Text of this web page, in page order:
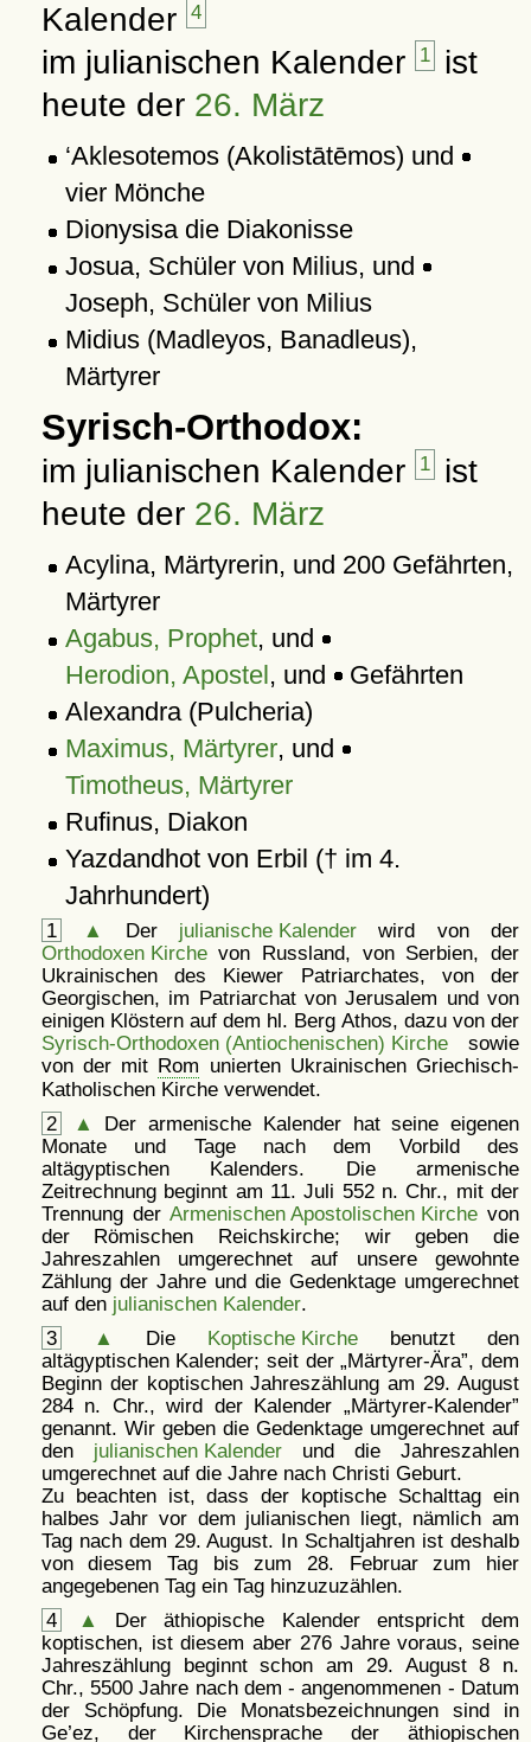
Kalender
4
im julianischen Kalender 1 ist
heute der 26. März
‘Aklesotemos (Akolistātēmos) und
vier Mönche
Dionysisa die Diakonisse
Josua, Schüler von Milius, und
Joseph, Schüler von Milius
Midius (Madleyos, Banadleus),
Märtyrer
Syrisch-Orthodox:
im julianischen Kalender 1 ist
heute der 26. März
Acylina, Märtyrerin, und 200 Gefährten,
Märtyrer
Agabus, Prophet, und
Herodion, Apostel, und Gefährten
Alexandra (Pulcheria)
Maximus, Märtyrer, und
Timotheus, Märtyrer
Rufinus, Diakon
Yazdandhot von Erbil († im 4.
Jahrhundert)
1 ▲ Der julianische Kalenderwird von der
Orthodoxen Kirchevon Russland, von Serbien, der
Ukrainischen des Kiewer Patriarchates, von der
Georgischen, im Patriarchat von Jerusalem und von
einigen Klöstern auf dem hl. Berg Athos, dazu von der
Syrisch-Orthodoxen (Antiochenischen) Kirchesowie
von der mit Rom unierten Ukrainischen Griechisch-
Katholischen Kirche verwendet.
2
▲
Der armenische Kalender hat seine eigenen
Monate und Tage nach dem Vorbild des
altägyptischen Kalenders. Die armenische
Zeitrechnung beginnt am 11. Juli 552 n. Chr., mit der
Trennung derArmenischen Apostolischen Kirche von
der Römischen Reichskirche; wir geben die
Jahreszahlen umgerechnet auf unsere gewohnte
Zählung der Jahre und die Gedenktage umgerechnet
auf den julianischen Kalender.
3
▲ Die Koptische Kirchebenutzt den
altägyptischen Kalender; seit der Märtyrer-Ära , dem
Beginn der koptischen Jahreszählung am 29. August
284 n. Chr., wird der Kalender
Märtyrer-Kalender
genannt. Wir geben die Gedenktage umgerechnet auf
den julianischen Kalenderund die Jahreszahlen
umgerechnet auf die Jahre nach Christi Geburt.
Zu beachten ist, dass der koptische Schalttag ein
halbes Jahr vor dem julianischen liegt, nämlich am
Tag nach dem 29. August. In Schaltjahren ist deshalb
von diesem Tag bis zum 28. Februar zum hier
angegebenen Tag ein Tag hinzuzuzählen.
4
▲
Der äthiopische Kalender entspricht dem
koptischen, ist diesem aber 276 Jahre voraus, seine
Jahreszählung beginnt schon am 29. August 8 n.
Chr., 5500 Jahre nach dem - angenommenen - Datum
der Schöpfung. Die Monatsbezeichnungen sind in
Ge’ez, der Kirchensprache der äthiopischen